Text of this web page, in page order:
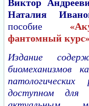
Наталия
пособие
фантомный
Издание
биомеханизмов
доступном для